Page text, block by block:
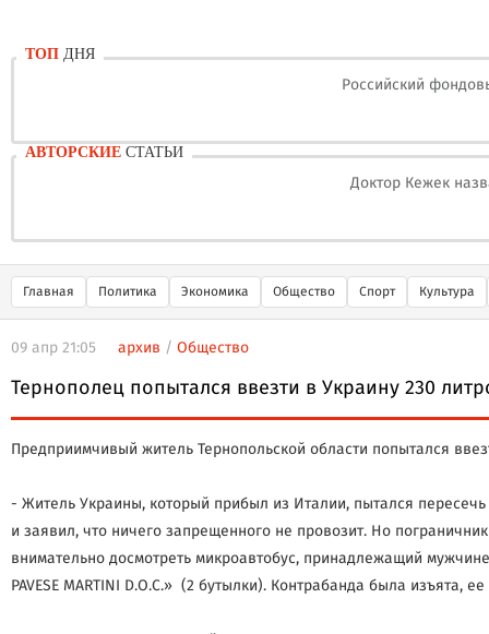
ТОП ДНЯ
Российский
АВТОРСКИЕ СТАТЬИ
Доктор Кежек
Главная Политика Экономика Общество Спорт Культура
09 апр 21:05 архив / Общество
Тернополец попытался ввезти в Украину 230
Предприимчивый житель Тернопольской области попытался
- Житель Украины, который прибыл из Италии, пытался
и заявил, что ничего запрещенного не провозит. Но
внимательно досмотреть микроавтобус, принадлежащий
PAVESE MARTINI D.O.C.» (2 бутылки). Контрабанда была